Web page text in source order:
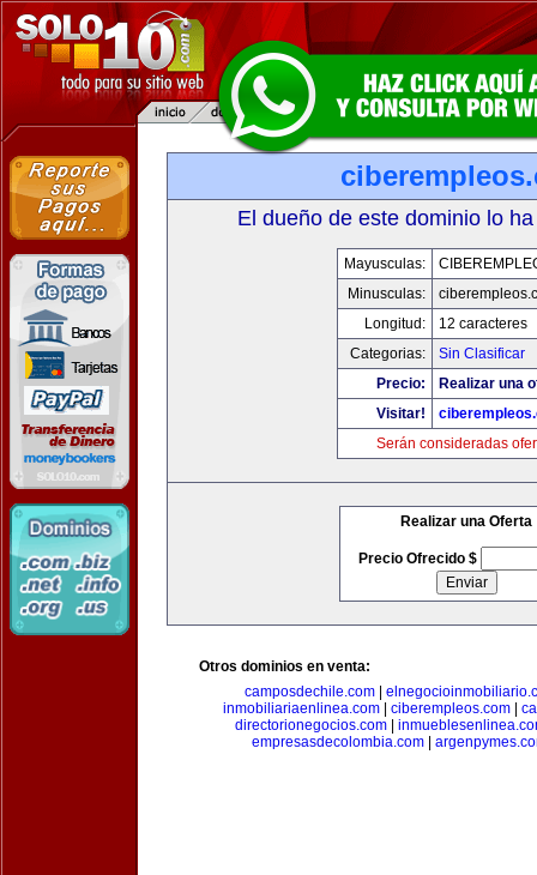
El dueño de este dominio lo
Mayusculas:
Minusculas:
Longitud:
12 caracteres
Categorias:
Sin Clasificar
Precio:
Realizar una
Visitar!
Serán consideradas
Realizar una Oferta
Precio Ofrecido $
Otros dominios en venta:
camposdechile.com
inmobiliariaenlinea.com| ciberempleos.com|
directorionegocios.com
empresasdecolombia.com|